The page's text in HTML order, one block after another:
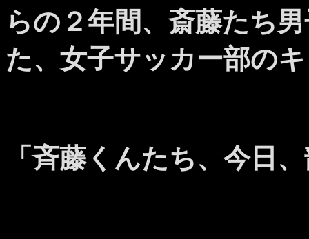
らの２年間、斎藤たち
た、女子サッカー部の
「斉藤くんたち、今日